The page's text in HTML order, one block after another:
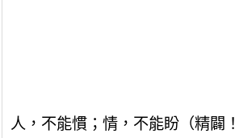
人，不能慣；情，不能盼（精闢！